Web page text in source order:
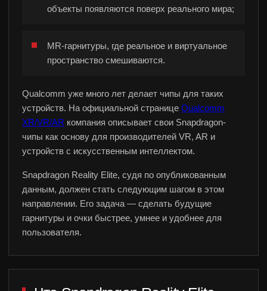
объекты появляются поверх реального мира;
MR-гарнитуры, где реальное и виртуальное
пространство смешиваются.
Qualcomm уже много лет делает чипы для таких
устройств. На официальной странице Qualcomm
XR/VR/AR компания описывает свои Snapdragon-
чипы как основу для производителей VR, AR и
устройств с искусственным интеллектом.
Snapdragon Reality Elite, судя по опубликованным
данным, должен стать следующим шагом в этом
направлении. Его задача — сделать будущие
гарнитуры и очки быстрее, умнее и удобнее для
пользователя.